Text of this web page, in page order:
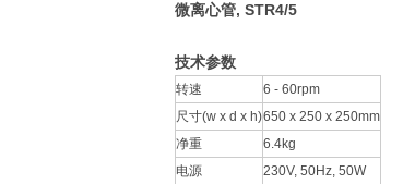
微离心管, STR4/5
技术参数
转速
6 - 60rpm
尺寸(w x d x h)650 x 250 x 250mm
净重
6.4kg
电源
230V, 50Hz, 50W